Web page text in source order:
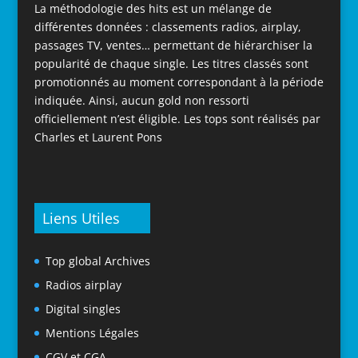
La méthodologie des hits est un mélange de
différentes données : classements radios, airplay,
passages TV, ventes… permettant de hiérarchiser la
popularité de chaque single. Les titres classés sont
promotionnés au moment correspondant à la période
indiquée. Ainsi, aucun gold non ressorti
officiellement n’est éligible. Les tops sont réalisés par
Charles et Laurent Pons
Liens Utiles
Top global Archives
Radios airplay
Digital singles
Mentions Légales